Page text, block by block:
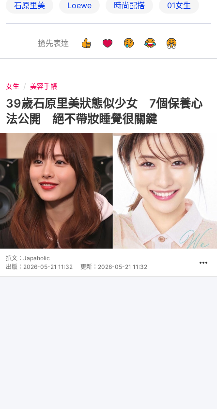
石原里美 Loewe 時尚配搭 01女生
搶先表達
女生 美容手帳
39歲石原里美狀態似少女 7個保養心
法公開 絕不帶妝睡覺很關鍵
撰文： Japaholic
出版： 2026-05-21 11:32 更新： 2026-05-21 11:32